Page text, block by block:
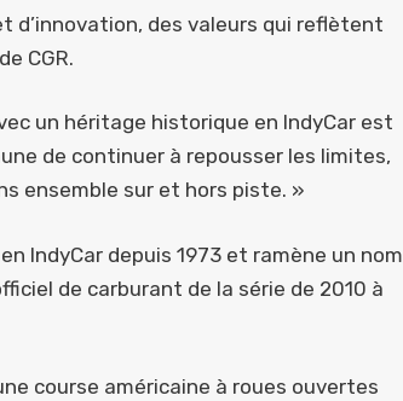
d’innovation, des valeurs qui reflètent
CGR.
un héritage historique en IndyCar est
de continuer à repousser les limites,
ensemble sur et hors piste. »
IndyCar depuis 1973 et ramène un nom
de carburant de la série de 2010 à
course américaine à roues ouvertes